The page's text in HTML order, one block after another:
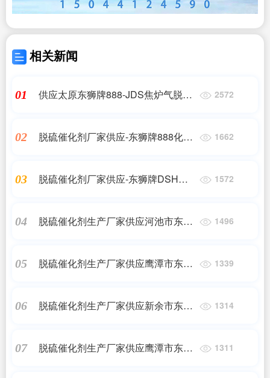
相关新闻
01
供应太原东狮牌888-JDS焦炉气脱硫
2572
02
脱硫催化剂厂家供应-东狮牌888化肥
1662
03
脱硫催化剂厂家供应-东狮牌DSH高
1572
04
脱硫催化剂生产厂家供应河池市东狮
1496
05
脱硫催化剂生产厂家供应鹰潭市东狮
1339
06
脱硫催化剂生产厂家供应新余市东狮
1314
07
脱硫催化剂生产厂家供应鹰潭市东狮
1311